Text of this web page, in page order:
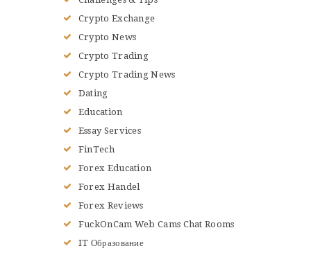
Crypto Exchange
Crypto News
Crypto Trading
Crypto Trading News
Dating
Education
Essay Services
FinTech
Forex Education
Forex Handel
Forex Reviews
FuckOnCam Web Cams Chat Rooms
IT Образование